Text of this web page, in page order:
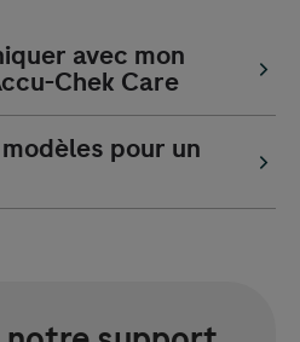
avec mon
Chek Care
pour un